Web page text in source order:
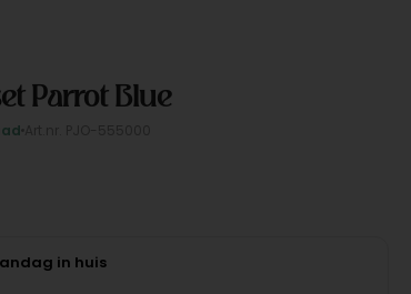
Parrot Blue
in huis